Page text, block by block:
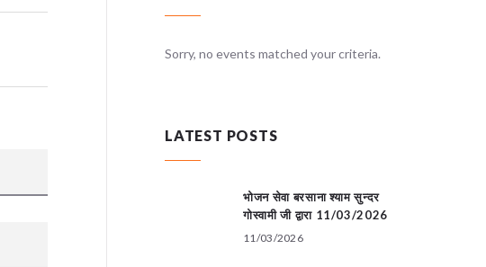
Sorry, no events matched your criteria.
LATEST POSTS
भोजन सेवा बरसाना श्याम सुन्दर
गोस्वामी जी द्वारा 11/03/2026
11/03/2026